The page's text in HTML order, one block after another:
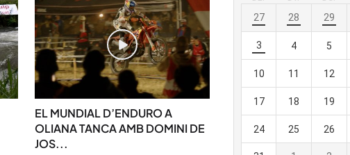
EL MUNDIAL D’ENDURO A
OLIANA TANCA AMB DOMINI DE
JOS...
Uneix-te al nostre butlletí
Tota l’actualitat, seleccionada i enviada